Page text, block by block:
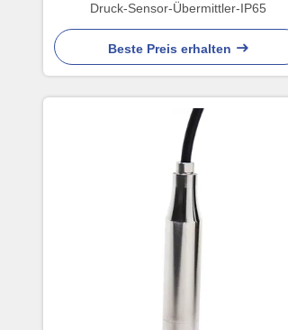
Druck-Sensor-Übermittler-IP65
Beste Preis erhalten